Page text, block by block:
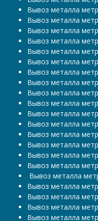
Вывоз металла
Вывоз металла
Вывоз металла
Вывоз металла
Вывоз металла
Вывоз металла
Вывоз металла
Вывоз металла
Вывоз металла
Вывоз металла
Вывоз металла
Вывоз металла
Вывоз металла
Вывоз металла
Вывоз металла
Вывоз металла
Вывоз металла
Вывоз металла
Вывоз металла
Вывоз металла
Вывоз металла